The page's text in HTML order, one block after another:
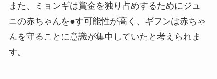
また、ミョンギは賞金を独り占めするためにジュ
ニの赤ちゃんを●す可能性が高く、ギフンは赤ちゃ
んを守ることに意識が集中していたと考えられま
す。